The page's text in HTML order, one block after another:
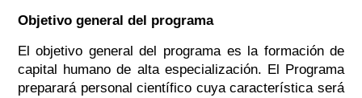
Objetivo general del programa
El objetivo general del programa es la formación de
capital humano de alta especialización. El Programa
preparará personal científico cuya característica será